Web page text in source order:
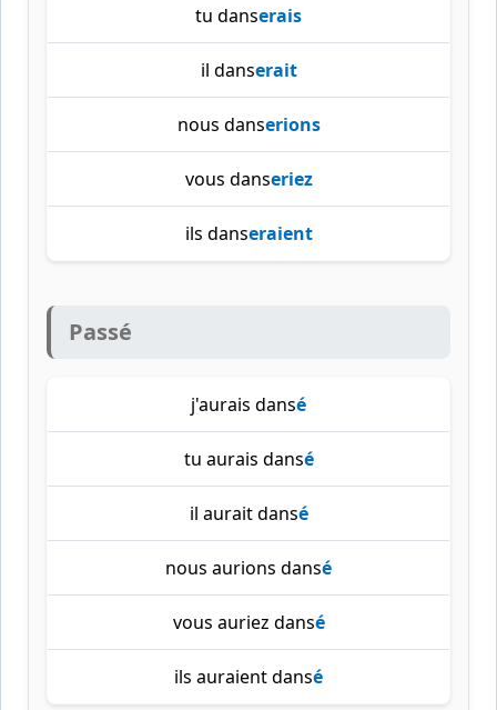
tu danserais
il danserait
nous danserions
vous danseriez
ils danseraient
Passé
j'aurais dansé
tu aurais dansé
il aurait dansé
nous aurions dansé
vous auriez dansé
ils auraient dansé